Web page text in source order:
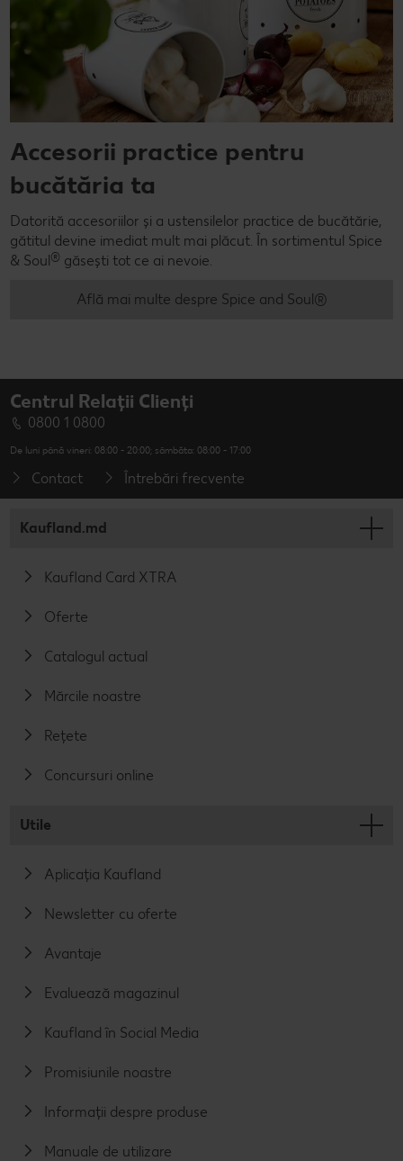
Accesorii practice pentru
bucătăria ta
Datorită accesoriilor și a ustensilelor practice de bucătărie,
gătitul devine imediat mult mai plăcut. În sortimentul Spice
& Soul® găsești tot ce ai nevoie.
Află mai multe despre Spice and Soul®
Centrul Relații Clienți
0800 1 0800
De luni până vineri: 08:00 - 20:00; sâmbăta: 08:00 - 17:00
Contact Întrebări frecvente
Kaufland.md
Kaufland Card XTRA
Oferte
Catalogul actual
Mărcile noastre
Rețete
Concursuri online
Utile
Aplicația Kaufland
Newsletter cu oferte
Avantaje
Evaluează magazinul
Kaufland în Social Media
Promisiunile noastre
Informații despre produse
Manuale de utilizare